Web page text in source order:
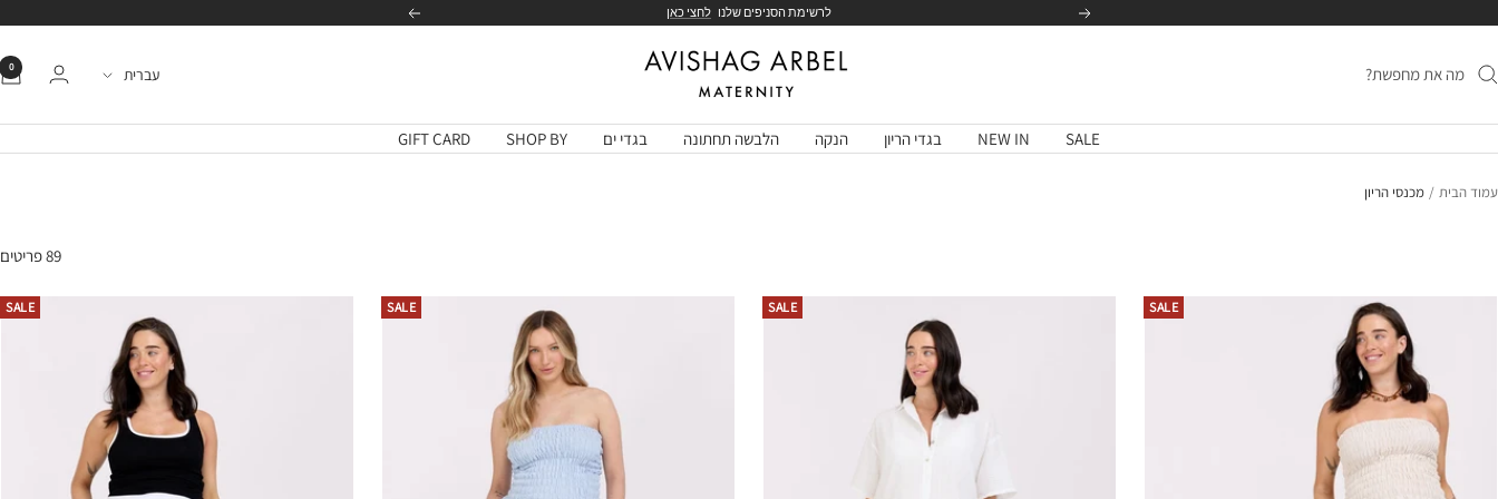
הקודם לרשימת הסניפים שלנו לחצי כאן
הבא
Avishag
שפה
עברית 0
SALE
NEW IN בגדי הריון הנקה הלבשה תחתונה בגדי ים SHOP BY
GIFT CARD
עמוד הבית מכנסי הריון
89 פריטים
SALE
SALE
SALE
SALE